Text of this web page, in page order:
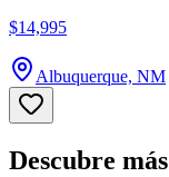
$14,995
Albuquerque, NM
Descubre más